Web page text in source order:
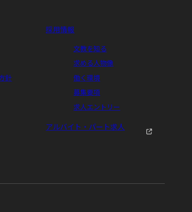
針
採用情報
文教を知る
求める人物像
働く環境
募集要項
求人エントリー
アルバイト・パート求人